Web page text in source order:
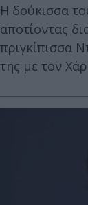
Η δούκισσα
αποτίοντας
πριγκίπισσα
της με τον